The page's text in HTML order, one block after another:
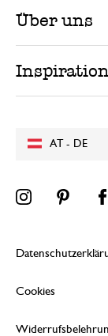
AT - DE
Über uns
Cookies